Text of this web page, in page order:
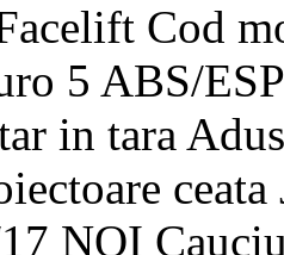
Cod
5 ABS/
in tara
NOI